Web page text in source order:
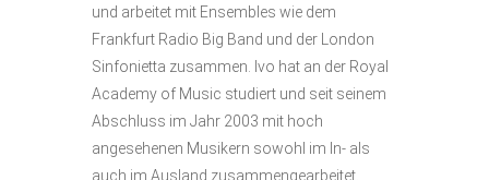
und arbeitet mit Ensembles wie dem
Frankfurt Radio Big Band und der London
Sinfonietta zusammen. Ivo hat an der Royal
Academy of Music studiert und seit seinem
Abschluss im Jahr 2003 mit hoch
angesehenen Musikern sowohl im In- als
auch im Ausland zusammengearbeitet,